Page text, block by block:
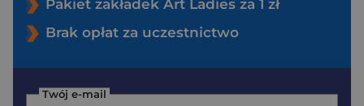
Pakiet zakładek Art Ladies za 1 zł
Brak opłat za uczestnictwo
Twój e-mail